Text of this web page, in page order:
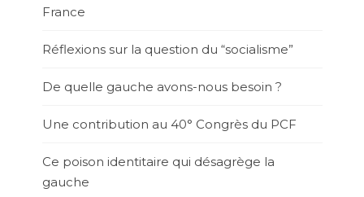
France
Réflexions sur la question du “socialisme”
De quelle gauche avons-nous besoin ?
Une contribution au 40° Congrès du PCF
Ce poison identitaire qui désagrège la
gauche